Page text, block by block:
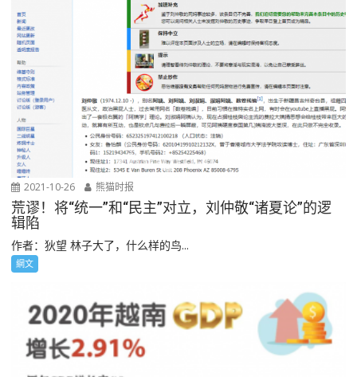
2021-10-26 熊猫时报
荒谬！将“统一”和“民主”对立，刘仲敬“诸夏论”的逻
辑陷
作者：狄望 林子大了，什么样的鸟...
網文